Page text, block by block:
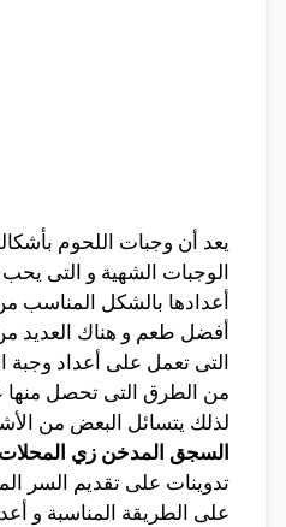
يعد أن وجبات اللحوم
الوجبات الشهية و التى
أعدادها بالشكل
أفضل طعم و هناك العديد
التى تعمل على أعداد وجبة
من الطرق التى تحصل منها
لذلك يتسائل البعض من
السجق المدخن زي المحلات
تدوينات على تقديم السر
على الطريقة المناسبة و